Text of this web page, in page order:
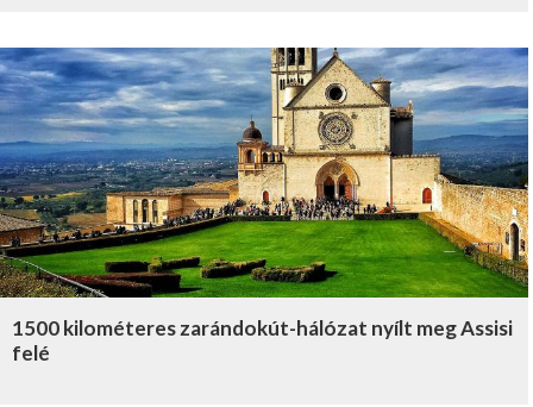
1500 kilométeres zarándokút-hálózat nyílt meg Assisi
felé